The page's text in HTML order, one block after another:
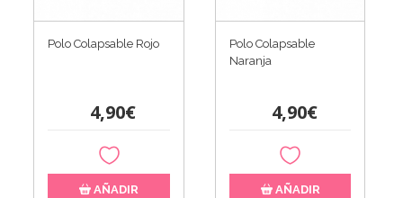
Polo Colapsable Rojo
4,90€
AÑADIR
Polo Colapsable
Naranja
4,90€
AÑADIR